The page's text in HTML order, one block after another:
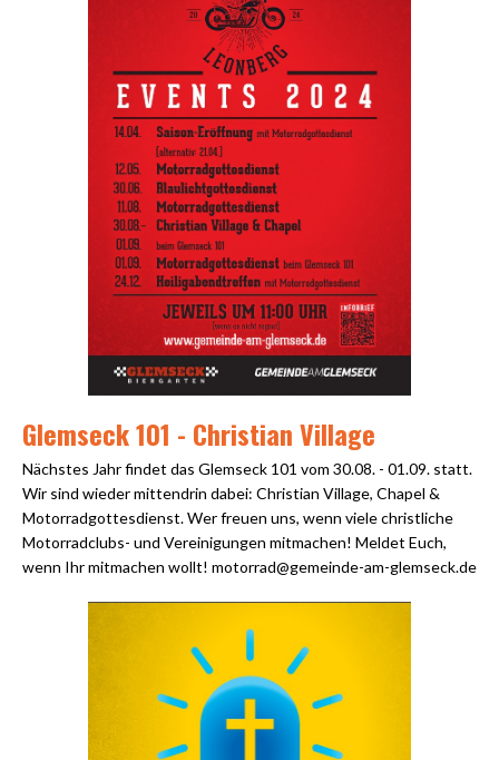
Glemseck 101 - Christian Village
Nächstes Jahr findet das Glemseck 101 vom 30.08. - 01.09. statt.
Wir sind wieder mittendrin dabei: Christian Village, Chapel &
Motorradgottesdienst. Wer freuen uns, wenn viele christliche
Motorradclubs- und Vereinigungen mitmachen! Meldet Euch,
wenn Ihr mitmachen wollt! motorrad@gemeinde-am-glemseck.de